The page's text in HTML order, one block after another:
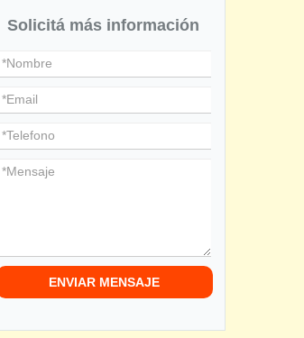
Solicitá más información
ENVIAR MENSAJE